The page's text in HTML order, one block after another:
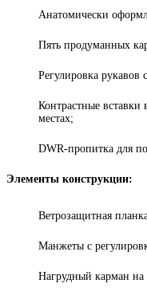
Анатомически
Пять продуманных
Регулировка
Контрастные
местах;
DWR-пропитка для
Элементы конструкции:
Ветрозащитная
Манжеты с
Нагрудный карман